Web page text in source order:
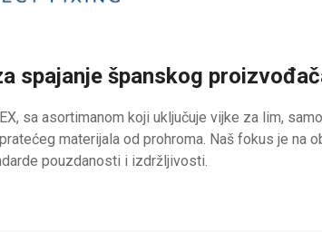
spajanje španskog
sa asortimanom koji uključuje vijke za lim,
materijala od prohroma. Naš fokus je na
pouzdanosti i izdržljivosti.